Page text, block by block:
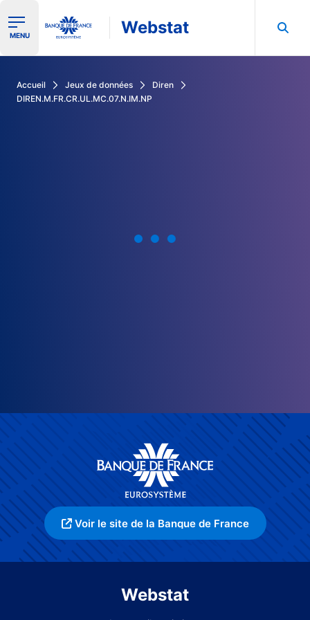
Ouvrir le menu de navigation
MENU Webstat
Accueil Jeux de données
Diren
DIREN.M.FR.CR.UL.MC.07.N.IM.NP
Voir le site de la Banque de France
Webstat